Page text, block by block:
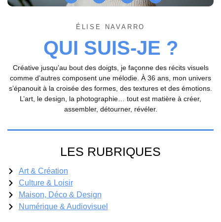
ÉLISE NAVARRO
QUI SUIS-JE ?
Créative jusqu’au bout des doigts, je façonne des récits visuels
comme d’autres composent une mélodie. À 36 ans, mon univers
s’épanouit à la croisée des formes, des textures et des émotions.
L’art, le design, la photographie… tout est matière à créer,
assembler, détourner, révéler.
LES RUBRIQUES
Art & Création
Culture & Loisir
Maison, Déco & Design
Numérique & Audiovisuel